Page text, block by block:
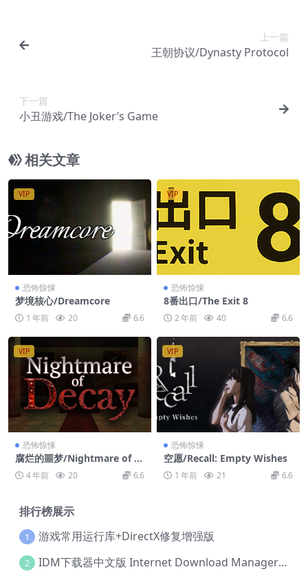
上一篇
王朝协议/Dynasty Protocol
下一篇
小丑游戏/The Joker’s Game
相关文章
VIP
恐怖惊悚
梦境核心/Dreamcore
1 年前 20 6.6
VIP
恐怖惊悚
8番出口/The Exit 8
2 年前 40 6.6
VIP
恐怖惊悚
腐烂的噩梦/Nightmare of D
ecay4 年前 20 6.6
VIP
恐怖惊悚
空愿/Recall: Empty Wishes
1 年前 21 6.6
排行榜展示
1 游戏常用运行库+DirectX修复增强版
2 IDM下载器中文版 Internet Download Manager v6.42.36 IDM